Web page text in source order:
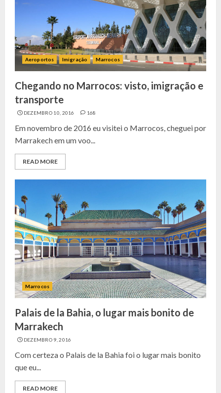
Aeroportos Imigração Marrocos
Chegando no Marrocos: visto, imigração e
transporte
DEZEMBRO 10, 2016 168
Em novembro de 2016 eu visitei o Marrocos, cheguei por
Marrakech em um voo...
READ MORE
Marrocos
Palais de la Bahia, o lugar mais bonito de
Marrakech
DEZEMBRO 9, 2016
Com certeza o Palais de la Bahia foi o lugar mais bonito
que eu...
READ MORE